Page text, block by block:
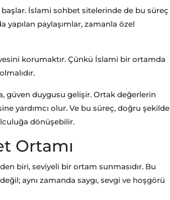
İslami sohbet sitelerinde de bu süreç
yapılan paylaşımlar, zamanla özel
korumaktır. Çünkü İslami bir ortamda
güven duygusu gelişir. Ortak değerlerin
yardımcı olur. Ve bu süreç, doğru şekilde
dönüşebilir.
Ortamı
biri, seviyeli bir ortam sunmasıdır. Bu
aynı zamanda saygı, sevgi ve hoşgörü